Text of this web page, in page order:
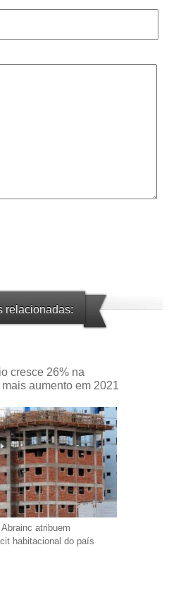
relacionadas:
cresce 26% na
aumento em 2021
atribuem
habitacional do país